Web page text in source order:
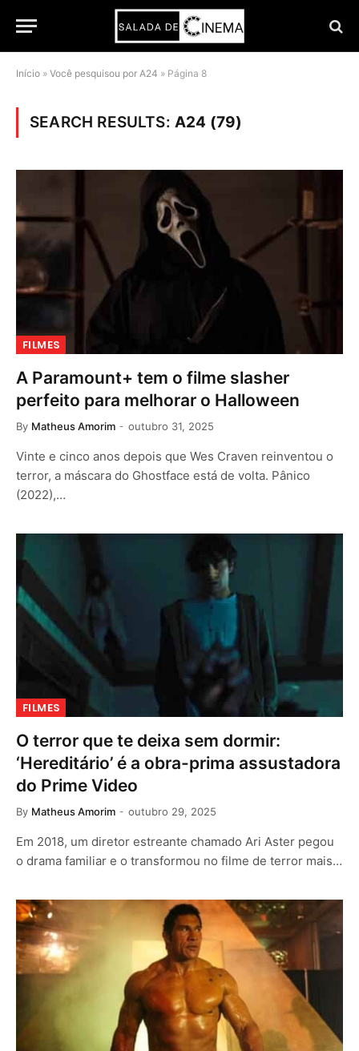
Início » Você pesquisou por A24 » Página 8
SEARCH RESULTS:A24 (79)
FILMES
A Paramount+ tem o filme slasher
perfeito para melhorar o Halloween
By Matheus Amorim outubro 31, 2025
Vinte e cinco anos depois que Wes Craven reinventou o
terror, a máscara do Ghostface está de volta. Pânico
(2022),…
FILMES
O terror que te deixa sem dormir:
‘Hereditário’ é a obra-prima assustadora
do Prime Video
By Matheus Amorim outubro 29, 2025
Em 2018, um diretor estreante chamado Ari Aster pegou
o drama familiar e o transformou no filme de terror mais…